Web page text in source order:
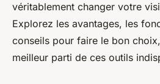
véritablement changer votre
Explorez les avantages, les
conseils pour faire le bon
meilleur parti de ces outils